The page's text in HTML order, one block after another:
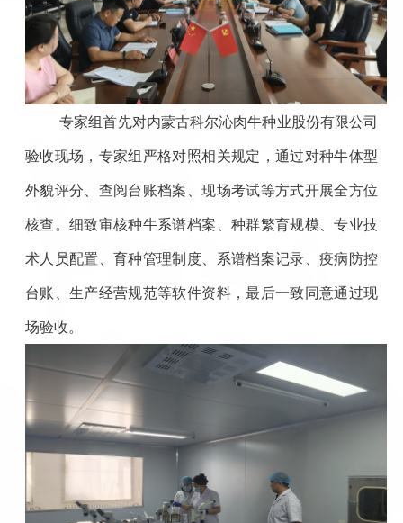
专家组首先对内蒙古科尔沁肉牛种业股份有限公司
验收现场，专家组严格对照相关规定，通过对种牛体型
外貌评分、查阅台账档案、现场考试等方式开展全方位
核查。细致审核种牛系谱档案、种群繁育规模、专业技
术人员配置、育种管理制度、系谱档案记录、疫病防控
台账、生产经营规范等软件资料，最后一致同意通过现
场验收。